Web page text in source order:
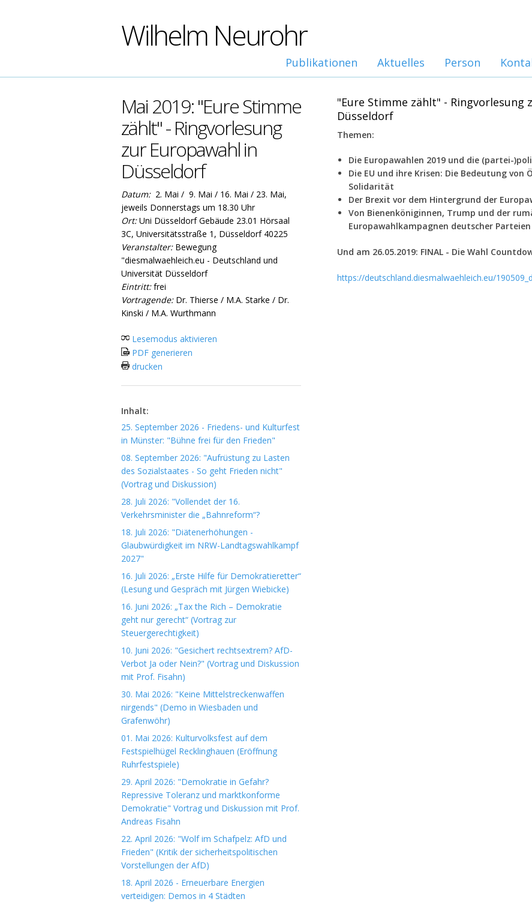
Wilhelm Neurohr
Publikationen Aktuelles Person
Mai 2019: "Eure Stimme
zählt" - Ringvorlesung
zur Europawahl in
Düsseldorf
Datum: 2. Mai / 9. Mai / 16. Mai / 23. Mai,
jeweils Donnerstags um 18.30 Uhr
Ort:Uni Düsseldorf Gebäude 23.01 Hörsaal
3C, Universitätsstraße 1, Düsseldorf 40225
Veranstalter:Bewegung
"diesmalwaehleich.eu - Deutschland und
Universität Düsseldorf
Eintritt:frei
Vortragende:Dr. Thierse / M.A. Starke / Dr.
Kinski / M.A. Wurthmann
Lesemodus aktivieren
PDF generieren
drucken
Inhalt:
25. September 2026 - Friedens- und Kulturfest
in Münster: "Bühne frei für den Frieden"
08. September 2026: "Aufrüstung zu Lasten
des Sozialstaates - So geht Frieden nicht"
(Vortrag und Diskussion)
28. Juli 2026: "Vollendet der 16.
Verkehrsminister die „Bahnreform“?
18. Juli 2026: "Diätenerhöhungen -
Glaubwürdigkeit im NRW-Landtagswahlkampf
2027"
16. Juli 2026: „Erste Hilfe für Demokratieretter“
(Lesung und Gespräch mit Jürgen Wiebicke)
16. Juni 2026: „Tax the Rich – Demokratie
geht nur gerecht“ (Vortrag zur
Steuergerechtigkeit)
10. Juni 2026: "Gesichert rechtsextrem? AfD-
Verbot Ja oder Nein?" (Vortrag und Diskussion
mit Prof. Fisahn)
30. Mai 2026: "Keine Mittelstreckenwaffen
nirgends" (Demo in Wiesbaden und
Grafenwöhr)
01. Mai 2026: Kulturvolksfest auf dem
Festspielhügel Recklinghauen (Eröffnung
Ruhrfestspiele)
29. April 2026: "Demokratie in Gefahr?
Repressive Toleranz und marktkonforme
Demokratie" Vortrag und Diskussion mit Prof.
Andreas Fisahn
22. April 2026: "Wolf im Schafpelz: AfD und
Frieden" (Kritik der sicherheitspolitischen
Vorstellungen der AfD)
18. April 2026 - Erneuerbare Energien
verteidigen: Demos in 4 Städten
"Eure Stimme zählt" - Ringvorlesung
Düsseldorf
Themen:
Die Europawahlen 2019 und die (partei-
Die EU und ihre Krisen: Die Bedeutung
Solidarität
Der Brexit vor dem Hintergrund der
Von Bienenköniginnen, Trump und der
Europawahlkampagnen deutscher Parteien
Und am 26.05.2019: FINAL - Die Wahl
https://deutschland.diesmalwaehleich.eu/